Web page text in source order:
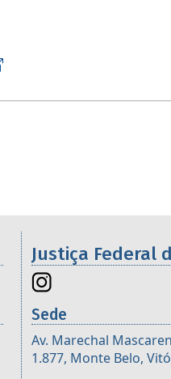
Justiça Federal
Sede
Av. Marechal
1.877, Monte Belo,